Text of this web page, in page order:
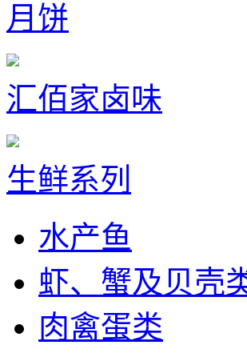
月饼
汇佰家卤味
生鲜系列
水产鱼
虾、蟹及贝壳
肉禽蛋类